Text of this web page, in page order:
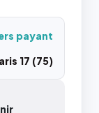
payant
17 (75)